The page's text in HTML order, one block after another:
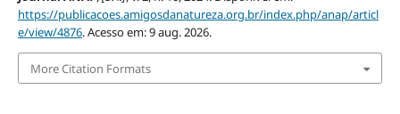
https://publicacoes.amigosdanatureza.org.br/index.php/anap/articl
e/view/4876. Acesso em: 9 aug. 2026.
More Citation Formats